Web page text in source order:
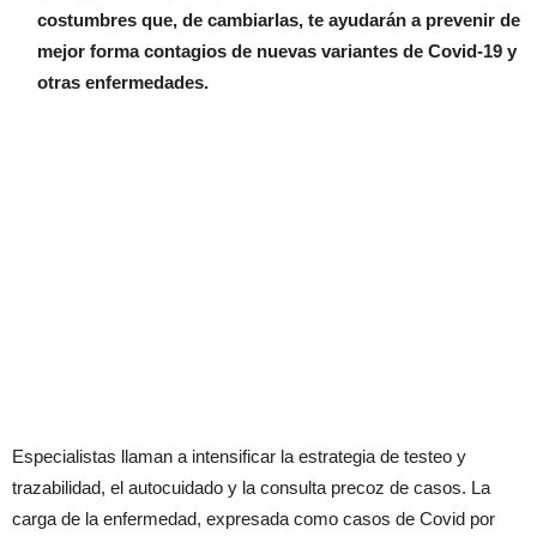
costumbres que, de cambiarlas, te ayudarán a prevenir de
mejor forma contagios de nuevas variantes de Covid-19 y
otras enfermedades.
Especialistas llaman a intensificar la estrategia de testeo y
trazabilidad, el autocuidado y la consulta precoz de casos. La
carga de la enfermedad, expresada como casos de Covid por